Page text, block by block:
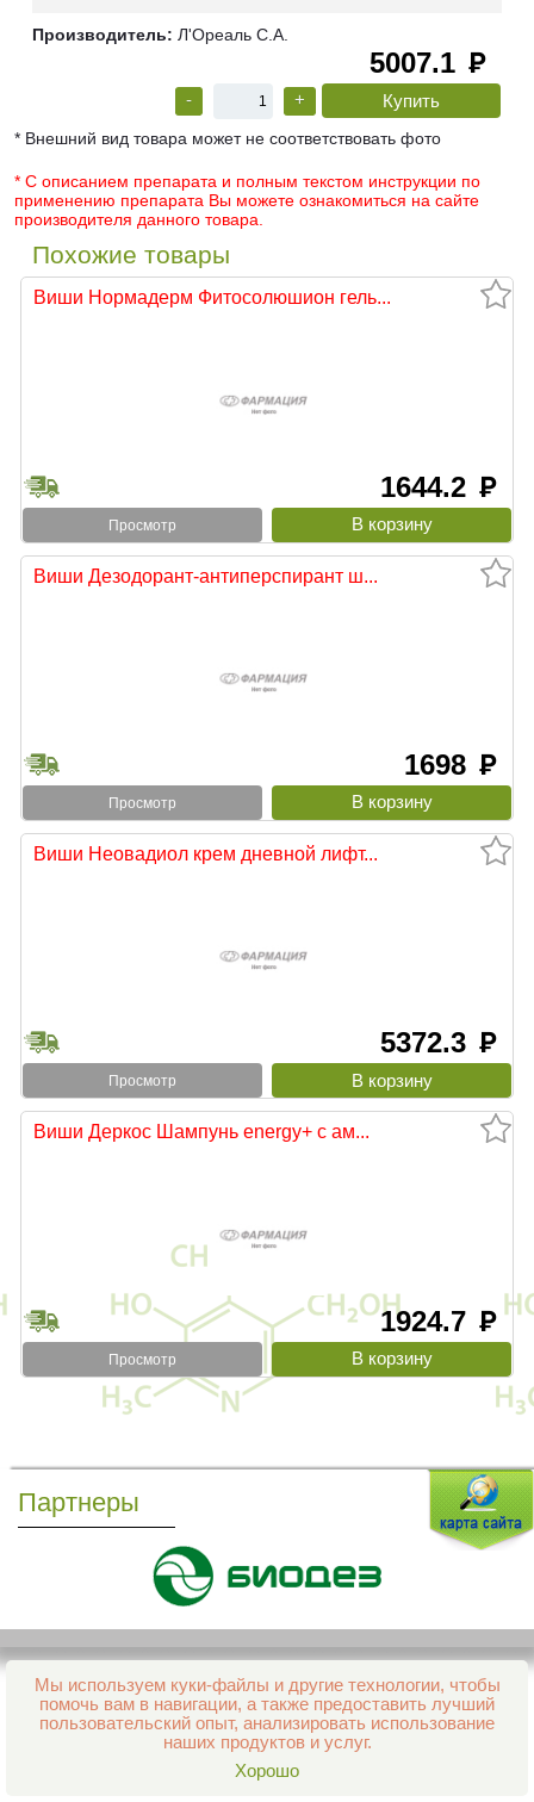
Производитель: Л'Ореаль С.А.
5007.1 руб
- +
* Внешний вид товара может не соответствовать фото
* С описанием препарата и полным текстом инструкции по
применению препарата Вы можете ознакомиться на сайте
производителя данного товара.
Похожие товары
Виши Нормадерм Фитосолюшион гель...
1644.2 руб
Просмотр
Виши Дезодорант-антиперспирант ш...
1698 руб
Просмотр
Виши Неовадиол крем дневной лифт...
5372.3 руб
Просмотр
Виши Деркос Шампунь energy+ с ам...
1924.7 руб
Просмотр
Партнеры
Мы используем куки-файлы и другие технологии, чтобы
помочь вам в навигации, а также предоставить лучший
пользовательский опыт, анализировать использование
наших продуктов и услуг.
Хорошо
Все права защищены и охраняются законом
© 2013–2026 Интернет-аптека Фармация
support@aptekapenza.ru
Телефон: Служба обработки заказов 99-98-28